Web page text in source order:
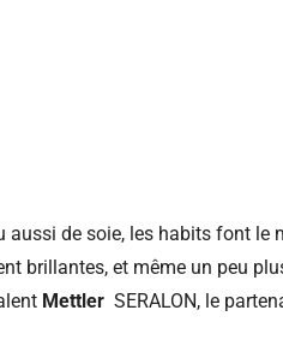
aussi de soie, les habits font le
brillantes, et même un peu
Mettler SERALON, le